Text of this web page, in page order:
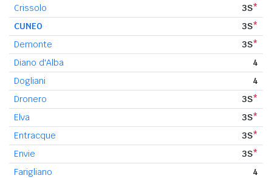
Crissolo 3S*
CUNEO
3S*
Demonte
3S*
Diano d'Alba
4
Dogliani
4
Dronero
3S*
Elva
3S*
Entracque
3S*
Envie
3S*
Farigliano
4